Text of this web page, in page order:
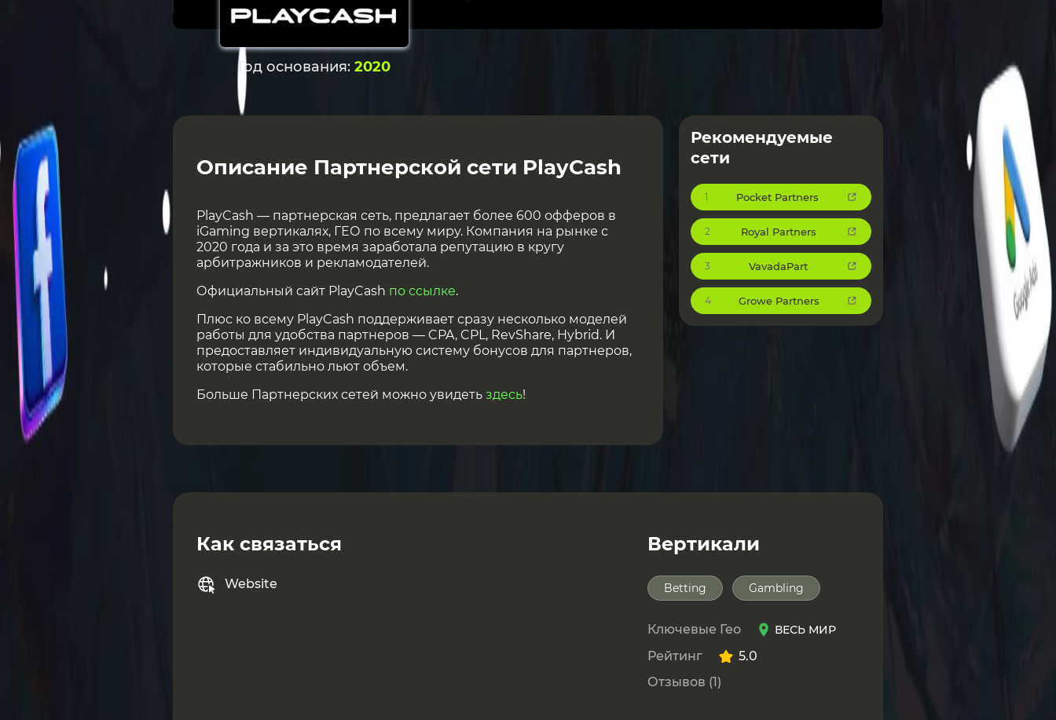
Год основания: 2020
Описание Партнерской сети PlayCash
PlayCash — партнерская сеть, предлагает более 600 офферов в
iGaming вертикалях, ГЕО по всему миру. Компания на рынке с
2020 года и за это время заработала репутацию в кругу
арбитражников и рекламодателей.
Официальный сайт PlayCash по ссылке.
Плюс ко всему PlayCash поддерживает сразу несколько моделей
работы для удобства партнеров — CPA, CPL, RevShare, Hybrid. И
предоставляет индивидуальную систему бонусов для партнеров,
которые стабильно льют объем.
Больше Партнерских сетей можно увидеть здесь!
Рекомендуемые
сети
1 Pocket Partners
2 Royal Partners
3 VavadaPart
4 Growe Partners
Как связаться
Website
Вертикали
Betting Gambling
Ключевые Гео ВЕСЬ МИР
Рейтинг
5.0
Отзывов (1)